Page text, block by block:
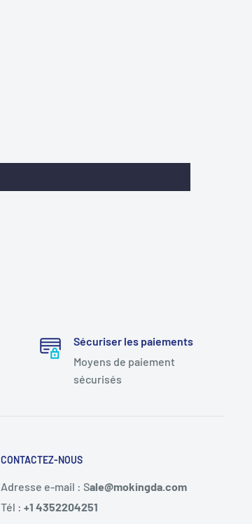
Sécuriser les paiements
Moyens de paiement
sécurisés
CONTACTEZ-NOUS
Adresse e-mail : Sale@mokingda.com
Tél : +1 4352204251